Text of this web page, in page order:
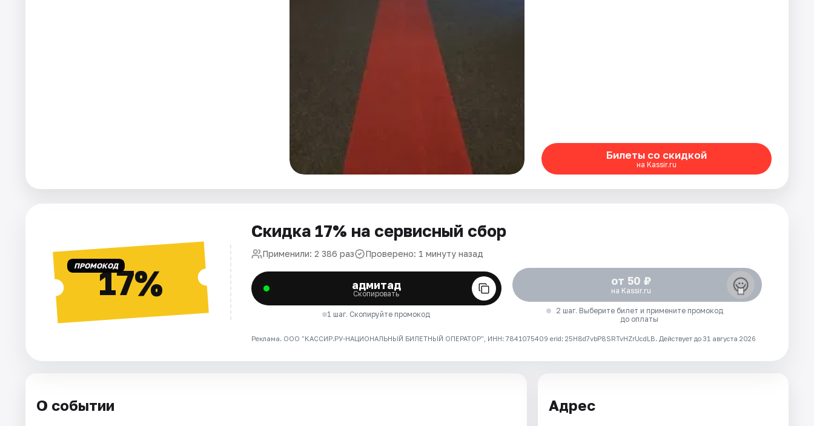
Билеты со скидкой
на Kassir.ru
ПРОМОКОД17%
Скидка 17% на сервисный сбор
Применили: 2 386 раз Проверено: 1 минуту назад
адмитад
Скопировать
1 шаг. Скопируйте промокод
от 50 ₽
на Kassir.ru
2 шаг. Выберите билет и примените промокод
до оплаты
Реклама. ООО "КАССИР.РУ-НАЦИОНАЛЬНЫЙ БИЛЕТНЫЙ ОПЕРАТОР", ИНН: 7841075409 erid: 25H8d7vbP8SRTvHZrUcdLB. Действует до 31 августа 2026
О событии Адрес